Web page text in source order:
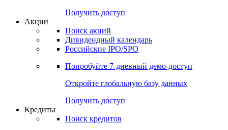
Получить доступ
Акции
Поиск акций
Дивидендный календарь
Российские IPO/SPO
Попробуйте 7-дневный демо-доступ
Откройте глобальную базу данных
Получить доступ
Кредиты
Поиск кредитов